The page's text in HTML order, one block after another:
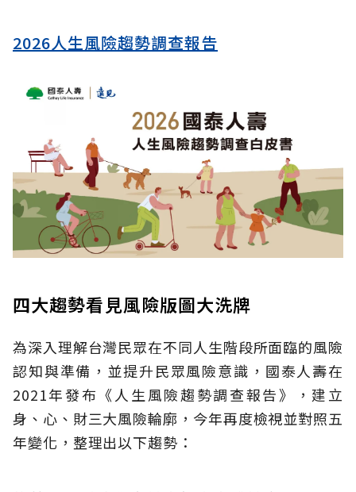
2026人生風險趨勢調查報告
四大趨勢看見風險版圖大洗牌
為深入理解台灣民眾在不同人生階段所面臨的風險
認知與準備，並提升民眾風險意識，國泰人壽在
2021年發布《人生風險趨勢調查報告》，建立
身、心、財三大風險輪廓，今年再度檢視並對照五
年變化，整理出以下趨勢：